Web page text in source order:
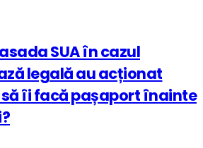
SUA în cazul
legală au acționat
îi facă pașaport înainte